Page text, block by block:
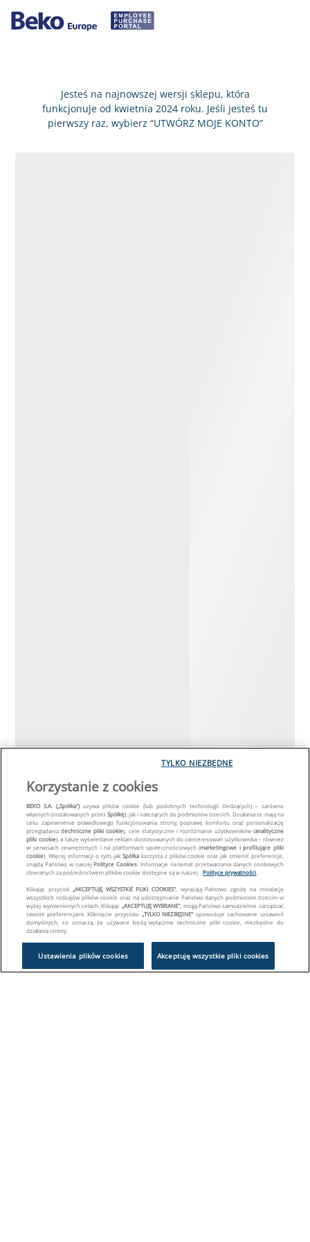
Jesteś na najnowszej wersji sklepu, która
funkcjonuje od kwietnia 2024 roku. Jeśli jesteś tu
pierwszy raz, wybierz “UTWÓRZ MOJE KONTO”
Korzystanie z cookies
BEKO S.A. („Spółka")używa plików cookie (lub podobnych technologii śledzących) – zarówno
własnych (instalowanych przezSpółkę), jak i należących do podmiotów trzecich. Działania te mają na
celu: zapewnienie prawidłowego funkcjonowania strony, poprawę komfortu oraz personalizację
przeglądania (techniczne pliki cookie), cele statystyczne i rozróżnianie użytkowników (analityczne
pliki cookie), a także wyświetlanie reklam dostosowanych do zainteresowań użytkownika – również
w serwisach zewnętrznych i na platformach społecznościowych (marketingowe i profilujące pliki
cookie). Więcej informacji o tym, jakSpółka korzysta z plików cookie oraz jak zmienić preferencje,
znajdą Państwo w naszejPolityce Cookies . Informacje na temat przetwarzania danych osobowych
zbieranych za pośrednictwem plików cookie dostępne są w naszej
Polityce prywatności
Klikając przycisk „AKCEPTUJĘ WSZYSTKIE PLIKI COOKIES" , wyrażają Państwo zgodę na instalację
wszystkich rodzajów plików cookie oraz na udostępnianie Państwa danych podmiotom trzecim w
wyżej wymienionych celach. Klikając „AKCEPTUJĘ WYBRANE" , mogą Państwo samodzielnie zarządzać
swoimi preferencjami. Kliknięcie przycisku „TYLKO NIEZBĘDNE" spowoduje zachowanie ustawień
domyślnych, co oznacza, że używane będą wyłącznie techniczne pliki cookie, niezbędne do
działania strony.
Ustawienia plików cookies Akceptuję wszystkie pliki cookies
TYLKO NIEZBĘDNE